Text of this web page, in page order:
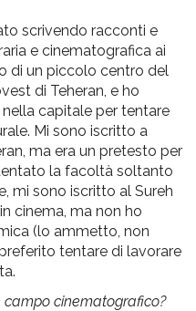
scrivendo racconti e
e cinematografica ai
di un piccolo centro del
di Teheran, e ho
capitale per tentare
Mi sono iscritto a
ma era un pretesto per
la facoltà soltanto
mi sono iscritto al Sureh
cinema, ma non ho
(lo ammetto, non
tentare di lavorare
cinematografico?